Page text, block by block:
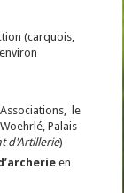
(carquois,
le
Palais
d'Artillerie)
en